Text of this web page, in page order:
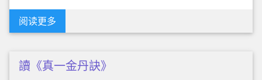
阅读更多
讀《真一金丹訣》